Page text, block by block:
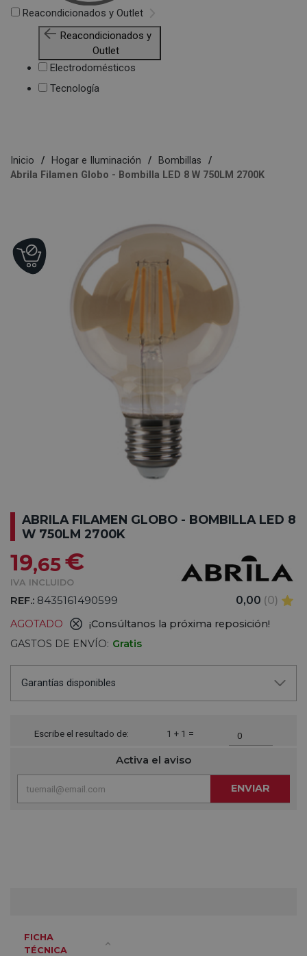
Reacondicionados y Outlet
Reacondicionados y
Outlet
Electrodomésticos
Tecnología
Inicio Hogar e Iluminación
Bombillas
Abrila Filamen Globo - Bombilla LED 8 W 750LM 2700K
ABRILA FILAMEN GLOBO - BOMBILLA LED 8
W 750LM 2700K
19,65€
IVA INCLUIDO
REF.: 8435161490599 0,00 (0)
AGOTADO
¡Consúltanos la próxima reposición!
GASTOS DE ENVÍO: Gratis
Garantías disponibles
Escribe el resultado de: 1 + 1 =
Activa el aviso
ENVIAR
FICHA
TÉCNICA